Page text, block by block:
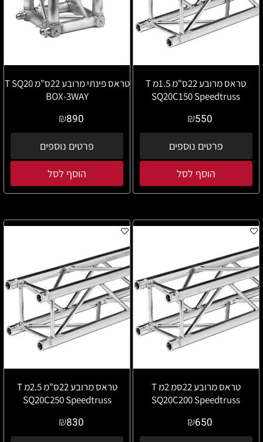
טראס מרובע 22ס"מ 1.5מ T
SQ20C150 Speedtruss
₪550
פרטים נוספים
הוסף לסל
טראס פינתי מרובע 22ס"מ T SQ20
BOX-3WAY
₪890
פרטים נוספים
הוסף לסל
טראס מרובע 22סמ 2מ T
SQ20C200 Speedtruss
₪650
טראס מרובע 22ס"מ 2.5מ T
SQ20C250 Speedtruss
₪830